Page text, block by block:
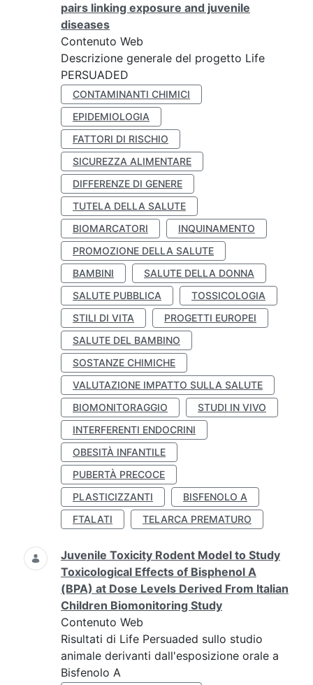
pairs linking exposure and juvenile
diseases
Contenuto Web
Descrizione generale del progetto Life
PERSUADED
CONTAMINANTI CHIMICI
EPIDEMIOLOGIA
FATTORI DI RISCHIO
SICUREZZA ALIMENTARE
DIFFERENZE DI GENERE
TUTELA DELLA SALUTE
BIOMARCATORI
INQUINAMENTO
PROMOZIONE DELLA SALUTE
BAMBINI
SALUTE DELLA DONNA
SALUTE PUBBLICA
TOSSICOLOGIA
STILI DI VITA
PROGETTI EUROPEI
SALUTE DEL BAMBINO
SOSTANZE CHIMICHE
VALUTAZIONE IMPATTO SULLA SALUTE
BIOMONITORAGGIO
STUDI IN VIVO
INTERFERENTI ENDOCRINI
OBESITÀ INFANTILE
PUBERTÀ PRECOCE
PLASTICIZZANTI
BISFENOLO A
FTALATI
TELARCA PREMATURO
Juvenile Toxicity Rodent Model to Study
Toxicological Effects of Bisphenol A
(BPA) at Dose Levels Derived From Italian
Children Biomonitoring Study
Contenuto Web
Risultati di Life Persuaded sullo studio
animale derivanti dall'esposizione orale a
Bisfenolo A